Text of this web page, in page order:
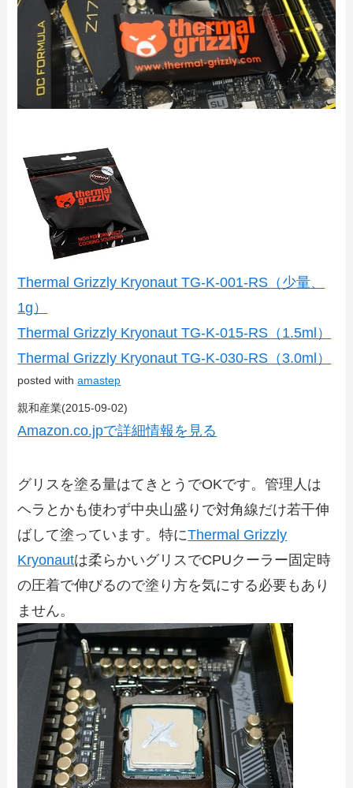
Thermal Grizzly Kryonaut TG-K-001-RS（少量、
1g）
Thermal Grizzly Kryonaut TG-K-015-RS（1.5ml）
Thermal Grizzly Kryonaut TG-K-030-RS（3.0ml）
posted withamastep
親和産業(2015-09-02)
Amazon.co.jpで詳細情報を見る
グリスを塗る量はてきとうでOKです。管理人は
ヘラとかも使わず中央山盛りで対角線だけ若干伸
ばして塗っています。特にThermal Grizzly
Kryonautは柔らかいグリスでCPUクーラー固定時
の圧着で伸びるので塗り方を気にする必要もあり
ません。